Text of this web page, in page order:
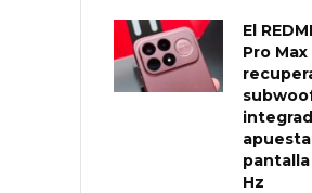
El
Pro Max
pantalla
Hz